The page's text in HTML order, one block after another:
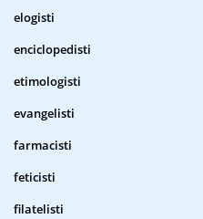
elogisti
enciclopedisti
etimologisti
evangelisti
farmacisti
feticisti
filatelisti